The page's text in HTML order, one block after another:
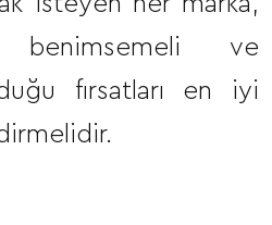
ve
fırsatları en iyi